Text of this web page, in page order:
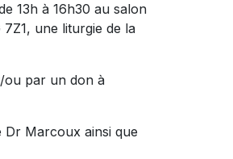
13h à 16h30 au salon
une liturgie de la
ou par un don à
Dr Marcoux ainsi que